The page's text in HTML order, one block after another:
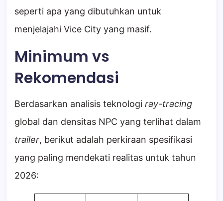
seperti apa yang dibutuhkan untuk
menjelajahi Vice City yang masif.
Minimum vs
Rekomendasi
Berdasarkan analisis teknologi ray-tracing
global dan densitas NPC yang terlihat dalam
trailer, berikut adalah perkiraan spesifikasi
yang paling mendekati realitas untuk tahun
2026: